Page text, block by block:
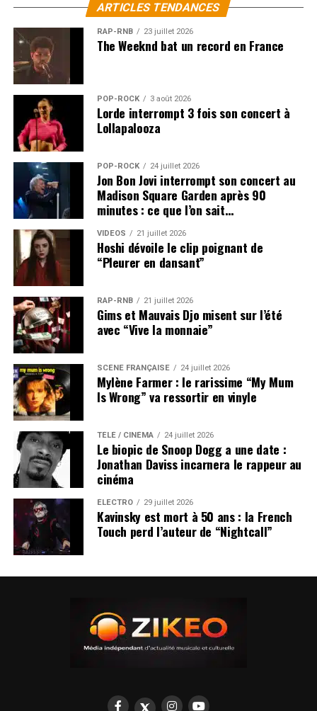
ARTICLES TENDANCES
RAP-RNB 23 juillet 2026
The Weeknd bat un record en France
POP-ROCK 3 août 2026
Lorde interrompt 3 fois son concert à
Lollapalooza
POP-ROCK 24 juillet 2026
Jon Bon Jovi interrompt son concert au
Madison Square Garden après 90
minutes : ce que l’on sait…
VIDEOS 21 juillet 2026
Hoshi dévoile le clip poignant de
“Pleurer en dansant”
RAP-RNB 21 juillet 2026
Gims et Mauvais Djo misent sur l’été
avec “Vive la monnaie”
SCÈNE FRANÇAISE 24 juillet 2026
Mylène Farmer : le rarissime “My Mum
Is Wrong” va ressortir en vinyle
TÉLÉ / CINÉMA 24 juillet 2026
Le biopic de Snoop Dogg a une date :
Jonathan Daviss incarnera le rappeur au
cinéma
ÉLECTRO 29 juillet 2026
Kavinsky est mort à 50 ans : la French
Touch perd l’auteur de “Nightcall”